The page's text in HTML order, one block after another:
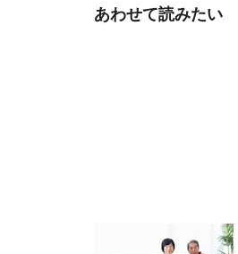
あわせて読みたい